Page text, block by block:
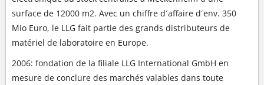
surface de 12000 m2. Avec un chiffre d´affaire d´env. 350
Mio Euro, le LLG fait partie des grands distributeurs de
matériel de laboratoire en Europe.
2006: fondation de la filiale LLG International GmbH en
mesure de conclure des marchés valables dans toute